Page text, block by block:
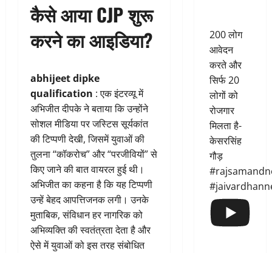
कैसे आया CJP शुरू
करने का आइडिया?
abhijeet dipke
qualification : एक इंटरव्यू में
अभिजीत दीपके ने बताया कि उन्होंने
सोशल मीडिया पर जस्टिस सूर्यकांत
की टिप्पणी देखी, जिसमें युवाओं की
तुलना “कॉकरोच” और “परजीवियों” से
किए जाने की बात वायरल हुई थी।
अभिजीत का कहना है कि यह टिप्पणी
उन्हें बेहद आपत्तिजनक लगी। उनके
मुताबिक, संविधान हर नागरिक को
अभिव्यक्ति की स्वतंत्रता देता है और
ऐसे में युवाओं को इस तरह संबोधित
200 लोग
आवेदन
करते और
सिर्फ 20
लोगों को
रोजगार
मिलता है-
केसरसिंह
गौड़